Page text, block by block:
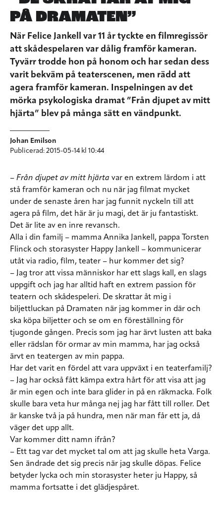
PÅ DRAMATEN”
När Felice Jankell var 11 år tyckte en filmregissör
att skådespelaren var dålig framför kameran.
Tyvärr trodde hon på honom och har sedan dess
varit bekväm på teaterscenen, men rädd att
agera framför kameran. Inspelningen av det
mörka psykologiska dramat ”Från djupet av mitt
hjärta” blev på många sätt en vändpunkt.
Johan Emilson
Publicerad: 2015-05-14 kl 10:44
– Från djupet av mitt hjärta var en extrem lärdom i att
stå framför kameran och nu när jag filmat mycket
under de senaste åren har jag funnit nyckeln till att
agera på film, det här är ju magi, det är ju fantastiskt.
Det är lite av en inre revansch.
Alla i din familj – mamma Annika Jankell, pappa Torsten
Flinck och storasyster Happy Jankell – kommunicerar
utåt via radio, film, teater – hur kommer det sig?
– Jag tror att vissa människor har ett slags kall, en slags
uppgift och jag har alltid haft en extrem passion för
teatern och skådespeleri. De skrattar åt mig i
biljettluckan på Dramaten när jag kommer in där och
ska köpa biljetter och se om en föreställning för
tjugonde gången. Precis som jag har ärvt lusten att baka
eller rädslan för ormar av min mamma, har jag också
ärvt en teatergen av min pappa.
Har det varit en fördel att vara uppväxt i en teaterfamilj?
– Jag har också fått kämpa extra hårt för att visa att jag
är min egen och inte bara glider in på en räkmacka. Folk
skulle bara veta hur många nej jag har fått till roller. Det
är kanske två ja på hundra, men när man får ett ja, då
väger det upp allt.
Var kommer ditt namn ifrån?
– Ett tag var det mycket tal om att jag skulle heta Varga.
Sen ändrade det sig precis när jag skulle döpas. Felice
betyder lycka och min storasyster heter ju Happy, så
mamma fortsatte i det glädjespåret.